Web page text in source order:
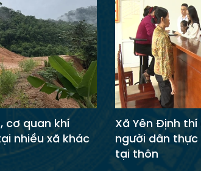
cơ quan khí
nhiều xã khác
Xã Yên Định
người dân
tại thôn